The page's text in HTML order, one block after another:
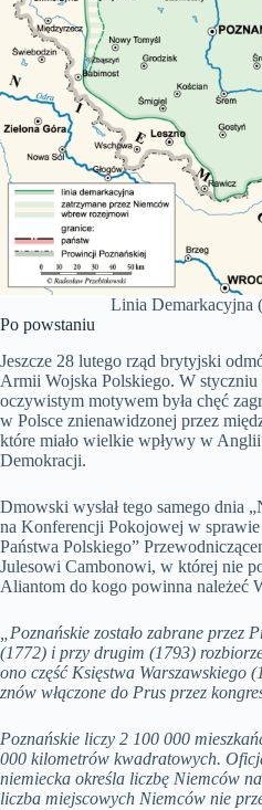
Linia Demarkacyjna
Po powstaniu
Jeszcze 28 lutego rząd brytyjski
Armii Wojska Polskiego. W
oczywistym motywem była chęć
w Polsce znienawidzonej przez
które miało wielkie wpływy w
Demokracji.
Dmowski wysłał tego samego dnia
na Konferencji Pokojowej w
Państwa Polskiego”
Julesowi Cambonowi, w której nie
Aliantom do kogo powinna należeć
„Poznańskie zostało zabrane przez
(1772) i przy drugim (1793)
ono część Księstwa Warszawskiego
znów włączone do Prus przez
Poznańskie liczy 2 100 000
000 kilometrów kwadratowych.
niemiecka określa liczbę Niemców
liczba miejscowych Niemców nie